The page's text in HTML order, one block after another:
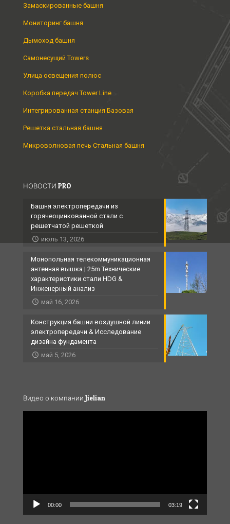
Замаскированные башня
Мониторинг башня
Дымоход башня
Самонесущий Towers
Улица освещения полюс
Коробка передач Tower Line
Интегрированная станция Базовая
Решетка стальная башня
Микроволновая печь Стальная башня
НОВОСТИ PRO
Башня электропередачи из
горячеоцинкованной стали с
решетчатой ​​решеткой
июль 13, 2026
Монопольная телекоммуникационная
антенная вышка | 25m Технические
характеристики стали HDG &
Инженерный анализ
май 16, 2026
Конструкция башни воздушной линии
электропередачи & Исследование
дизайна фундамента
май 5, 2026
Видео о компании Jielian
00:00 03:19